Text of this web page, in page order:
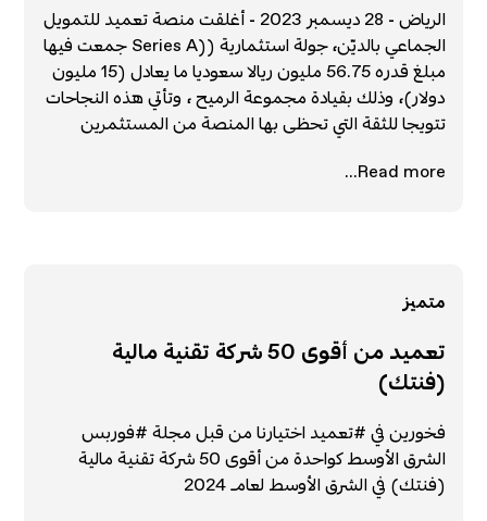
الرياض - 28 ديسمبر 2023 - أغلقت منصة تعميد للتمويل
الجماعي بالديّن، جولة استثمارية ((Series A جمعت فيها
مبلغ قدره 56.75 مليون ريالا سعوديا ما يعادل (15 مليون
دولار)، وذلك بقيادة مجموعة الرميح ، وتأتي هذه النجاحات
تتويجا للثقة التي تحظى بها المنصة من المستثمرين
Read more...
متميز
تعميد من أقوى 50 شركة تقنية مالية
(فنتك)
فخورين في #تعميد اختيارنا من قبل مجلة #فوربس
الشرق الأوسط كواحدة من أقوى 50 شركة تقنية مالية
(فنتك) في الشرق الأوسط لعام 2024